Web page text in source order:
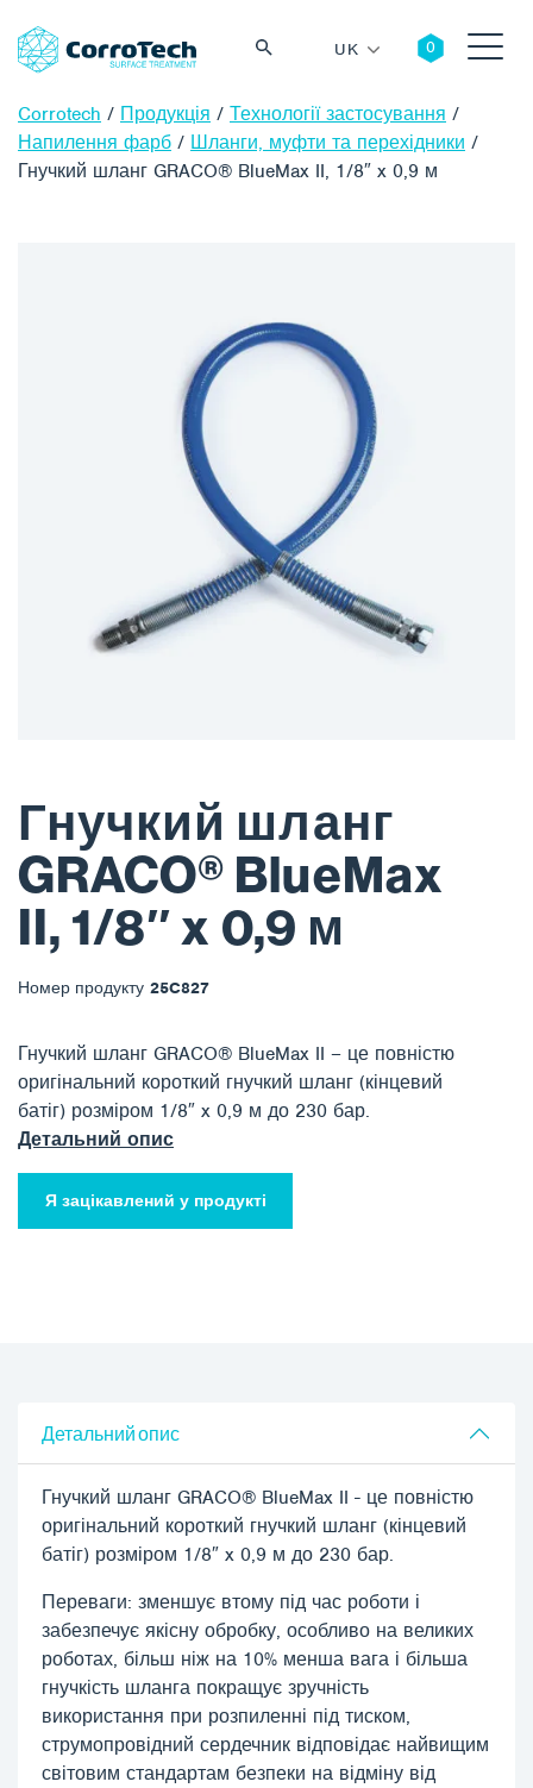
UK
Corrotech / Продукція / Технології застосування /
Напилення фарб / Шланги, муфти та перехідники /
Гнучкий шланг GRACO® BlueMax II, 1/8″ x 0,9 м
Гнучкий шланг
GRACO® BlueMax
II, 1/8″ x 0,9 м
Номер продукту 25C827
Гнучкий шланг GRACO® BlueMax II – це повністю
оригінальний короткий гнучкий шланг (кінцевий
батіг) розміром 1/8″ x 0,9 м до 230 бар.
Детальний опис
Я зацікавлений у продукті
Детальний опис
Гнучкий шланг GRACO® BlueMax II - це повністю
оригінальний короткий гнучкий шланг (кінцевий
батіг) розміром 1/8″ x 0,9 м до 230 бар.
Переваги: зменшує втому під час роботи і
забезпечує якісну обробку, особливо на великих
роботах, більш ніж на 10% менша вага і більша
гнучкість шланга покращує зручність
використання при розпиленні під тиском,
струмопровідний сердечник відповідає найвищим
світовим стандартам безпеки на відміну від